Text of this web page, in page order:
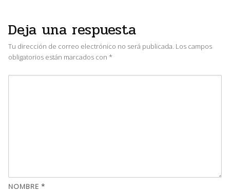
Deja una respuesta
Tu dirección de correo electrónico no será publicada. Los campos
obligatorios están marcados con *
NOMBRE *